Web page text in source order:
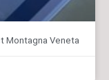
Montagna Veneta